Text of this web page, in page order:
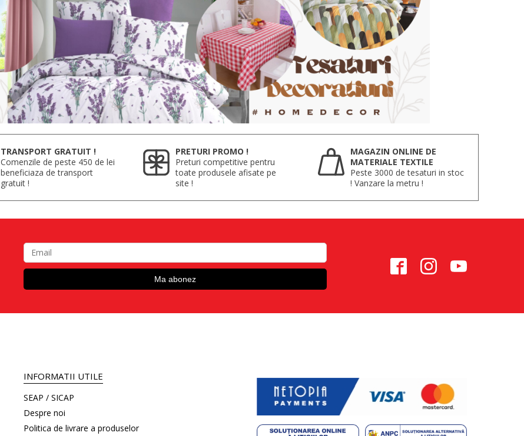
TRANSPORT GRATUIT !
Comenzile de peste 450 de lei
beneficiaza de transport
gratuit !
PRETURI PROMO !
Preturi competitive pentru
toate produsele afisate pe
site !
MAGAZIN ONLINE DE
MATERIALE TEXTILE
Peste 3000 de tesaturi in stoc
! Vanzare la metru !
INFORMATII UTILE
SEAP / SICAP
Despre noi
Politica de livrare a produselor